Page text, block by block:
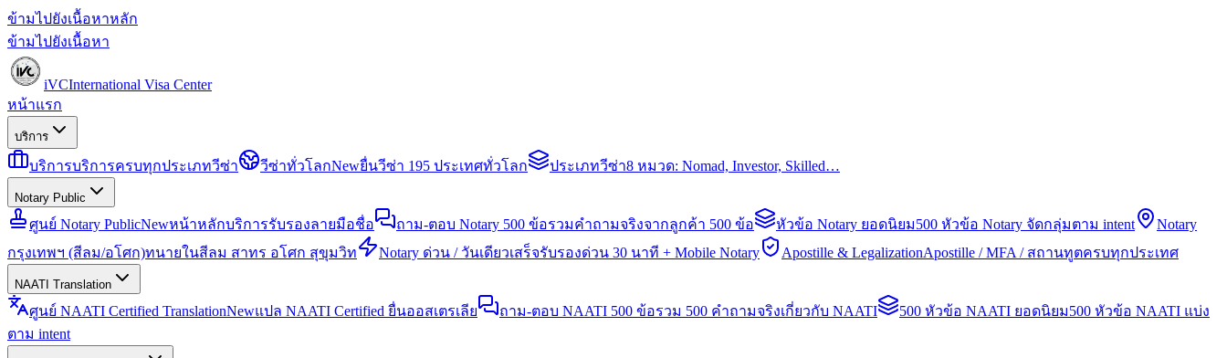
ข้ามไปยังเนื้อหาหลัก
ข้ามไปยังเนื้อหา
iVCInternational Visa Center
หน้าแรก
บริการ
บริการบริการครบทุกประเภทวีซ่า วีซ่าทั่วโลกNewยื่นวีซ่า 195 ประเทศทั่วโลก ประเภทวีซ่า8 หมวด: Nomad, Investor, Skilled…
Notary Public
ศูนย์ Notary PublicNewหน้าหลักบริการรับรองลายมือชื่อ ถาม-ตอบ Notary 500 ข้อรวมคำถามจริงจากลูกค้า 500 ข้อ หัวข้อ Notary ยอดนิยม500 หัวข้อ Notary จัดกลุ่มตาม intent
Notary
กรุงเทพฯ (สีลม/อโศก)ทนายในสีลม สาทร อโศก สุขุมวิท Notary ด่วน / วันเดียวเสร็จรับรองด่วน 30 นาที + Mobile Notary Apostille & LegalizationApostille / MFA / สถานทูตครบทุกประเทศ
NAATI Translation
ศูนย์ NAATI Certified TranslationNewแปล NAATI Certified ยื่นออสเตรเลีย ถาม-ตอบ NAATI 500 ข้อรวม 500 คำถามจริงเกี่ยวกับ NAATI 500 หัวข้อ NAATI ยอดนิยม500 หัวข้อ NAATI แบ่ง
ตาม intent